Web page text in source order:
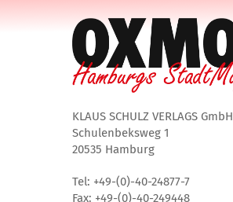
KLAUS SCHULZ VERLAGS GmbH
Schulenbeksweg 1
20535 Hamburg
Tel: +49-(0)-40-24877-7
Fax: +49-(0)-40-249448